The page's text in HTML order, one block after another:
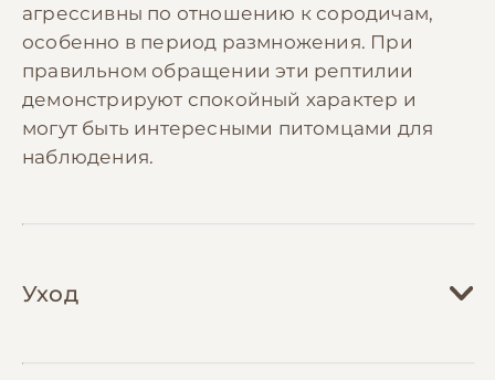
агрессивны по отношению к сородичам,
особенно в период размножения. При
правильном обращении эти рептилии
демонстрируют спокойный характер и
могут быть интересными питомцами для
наблюдения.
Уход